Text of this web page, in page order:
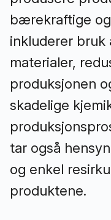
bærekraftige
inkluderer bruk
materialer,
produksjonen
skadelige
tar også
og enkel
produktene.